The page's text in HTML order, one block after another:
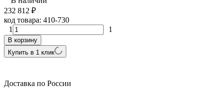
232 812 ₽
код товара: 410-730
1
1
В корзину
Купить в 1 клик
Доставка по России